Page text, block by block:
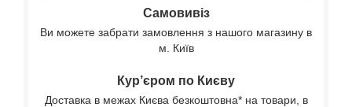
Самовивіз
Ви можете забрати замовлення з нашого магазину в
м. Київ
Кур’єром по Києву
Доставка в межах Києва безкоштовна* на товари, в